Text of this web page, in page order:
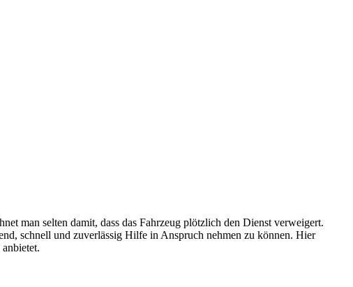
man selten damit, dass das Fahrzeug plötzlich den Dienst verweigert.
schnell und zuverlässig Hilfe in Anspruch nehmen zu können. Hier